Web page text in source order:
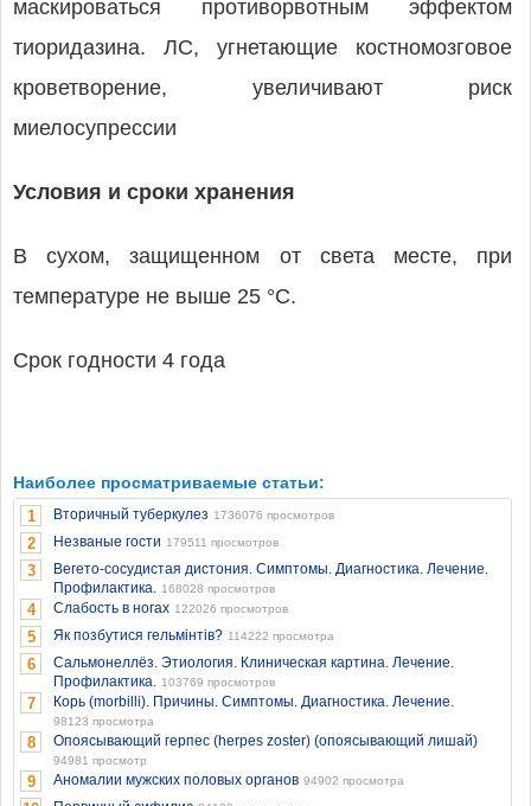
маскироваться противорвотным эффектом
тиоридазина. ЛС, угнетающие костномозговое
кроветворение, увеличивают риск
миелосупрессии
Условия и сроки хранения
В сухом, защищенном от света месте, при
температуре не выше 25 °C.
Срок годности 4 года
Наиболее просматриваемые статьи:
1 Вторичный туберкулез 1736076 просмотров
2 Незваные гости 179511 просмотров
3
Вегето-сосудистая дистония. Симптомы. Диагностика. Лечение.
Профилактика. 168028 просмотров
4 Слабость в ногах 122026 просмотров
5 Як позбутися гельмінтів? 114222 просмотра
6
Сальмонеллёз. Этиология. Клиническая картина. Лечение.
Профилактика. 103769 просмотров
7 Корь (morbilli). Причины. Симптомы. Диагностика. Лечение.
98123 просмотра
8 Опоясывающий герпес (herpes zoster) (опоясывающий лишай)
94981 просмотр
9 Аномалии мужских половых органов 94902 просмотра